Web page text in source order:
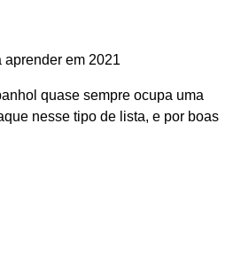
aprender em 2021
quase sempre ocupa uma
nesse tipo de lista, e por boas